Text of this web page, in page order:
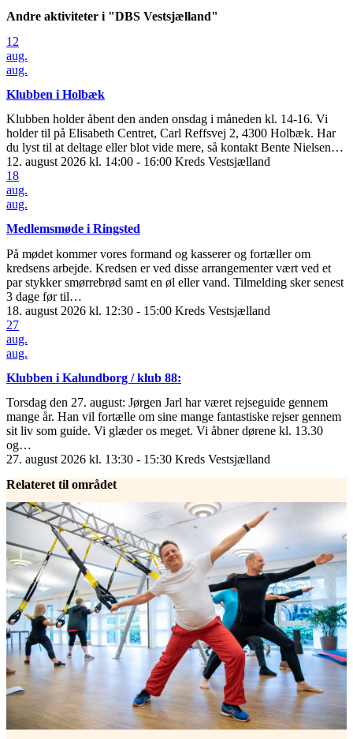
Andre aktiviteter i "DBS Vestsjælland"
12
aug.
aug.
Klubben i Holbæk
Klubben holder åbent den anden onsdag i måneden kl. 14-16. Vi
holder til på Elisabeth Centret, Carl Reffsvej 2, 4300 Holbæk. Har
du lyst til at deltage eller blot vide mere, så kontakt Bente Nielsen…
12. august 2026 kl. 14:00 - 16:00 Kreds Vestsjælland
18
aug.
aug.
Medlemsmøde i Ringsted
På mødet kommer vores formand og kasserer og fortæller om
kredsens arbejde. Kredsen er ved disse arrangementer vært ved et
par stykker smørrebrød samt en øl eller vand. Tilmelding sker senest
3 dage før til…
18. august 2026 kl. 12:30 - 15:00 Kreds Vestsjælland
27
aug.
aug.
Klubben i Kalundborg / klub 88:
Torsdag den 27. august: Jørgen Jarl har været rejseguide gennem
mange år. Han vil fortælle om sine mange fantastiske rejser gennem
sit liv som guide. Vi glæder os meget. Vi åbner dørene kl. 13.30
og…
27. august 2026 kl. 13:30 - 15:30 Kreds Vestsjælland
Relateret til området